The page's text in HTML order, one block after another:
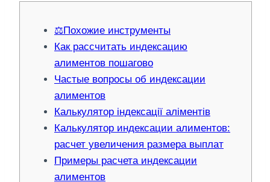
⚖️Похожие инструменты
Как рассчитать индексацию
алиментов пошагово
Частые вопросы об индексации
алиментов
Калькулятор індексації аліментів
Калькулятор индексации алиментов:
расчет увеличения размера выплат
Примеры расчета индексации
алиментов